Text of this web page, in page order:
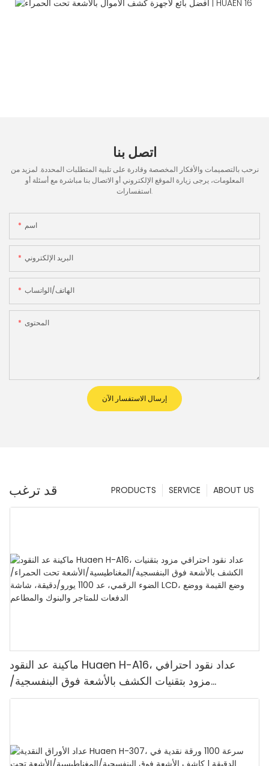
اتصل بنا
نرحب بالتصميمات والأفكار المخصصة وقادرة على تلبية المتطلبات المحددة. لمزيد من
المعلومات، يرجى زيارة الموقع الإلكتروني أو الاتصال بنا مباشرة مع أسئلة أو
استفسارات.
اسم
البريد الإلكتروني
الهاتف/الواتساب
المحتوى
إرسال الاستفسار الآن
قد ترغب ABOUT US
SERVICE
PRODUCTS
ماكينة عد النقود Huaen H-A16، عداد نقود احترافي
مزود بتقنيات الكشف بالأشعة فوق البنفسجية/
المغناطيسية/الأشعة تحت الحمراء/الضوء الرقمي، عد